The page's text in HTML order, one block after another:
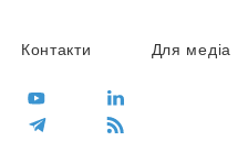
Контакти Для медіа